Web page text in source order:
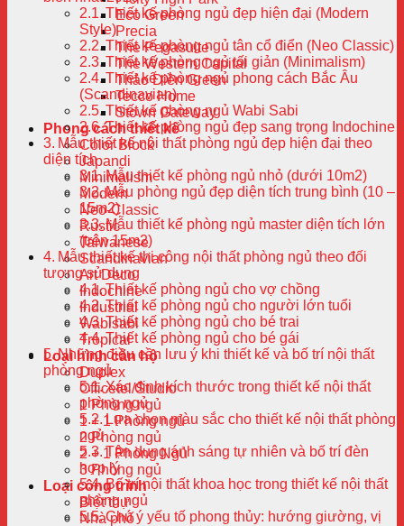
Eco Green
Precia
The Pegasuite
The Western Capital
Thảo Điền Green
Tecco Home
Stown Gateway
Phong cách thiết kế
Color Block
Japandi
Minimalism
Modern
Neo-Classic
Rustic
Taiwanese
Scandinavian
Art Deco
Indochine
Industrial
Wabisabi
Tropical
Loại hình căn hộ
Duplex
Officetel/Studio
1 Phòng ngủ
1 + 1 Phòng ngủ
2 Phòng ngủ
2 + 1 Phòng Ngủ
3 Phòng ngủ
Loại công trình
Biệt thự
Nhà phố
Thiết kế phòng ngủ đẹp hiện đại (Modern
Style)
Thiết kế phòng ngủ tân cổ điển (Neo Classic)
Thiết kế phòng ngủ tối giản (Minimalism)
Thiết kế phòng ngủ phong cách Bắc Âu
(Scandinavian)
Thiết kế phòng ngủ Wabi Sabi
Thiết kế phòng ngủ đẹp sang trọng Indochine
Mẫu thiết kế nội thất phòng ngủ đẹp hiện đại theo
diện tích
Mẫu thiết kế phòng ngủ nhỏ (dưới 10m2)
Mẫu phòng ngủ đẹp diện tích trung bình (10 –
15m2)
Mẫu thiết kế phòng ngủ master diện tích lớn
(trên 15m2)
Mẫu thiết kế thi công nội thất phòng ngủ theo đối
tượng sử dụng
Thiết kế phòng ngủ cho vợ chồng
Thiết kế phòng ngủ cho người lớn tuổi
Thiết kế phòng ngủ cho bé trai
Thiết kế phòng ngủ cho bé gái
Những điều cần lưu ý khi thiết kế và bố trí nội thất
phòng ngủ
Xác định kích thước trong thiết kế nội thất
phòng ngủ
Lựa chọn màu sắc cho thiết kế nội thất phòng
ngủ
Tận dụng ánh sáng tự nhiên và bố trí đèn
hợp lý
Bố trí nội thất khoa học trong thiết kế nội thất
phòng ngủ
Chú ý yếu tố phong thủy: hướng giường, vị